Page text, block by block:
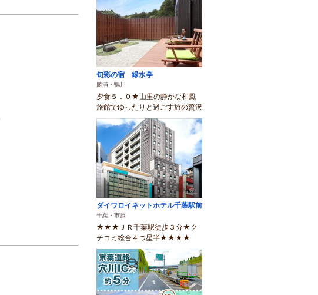
旬彩の宿 緑水亭
勝浦・鴨川
夕食５．０★山里の静かな和風
旅館でゆったりと過ごす旅の贅沢
ダイワロイネットホテル千葉駅前
千葉・市原
★★★ＪＲ千葉駅徒歩３分★ク
チコミ総合４つ星半★★★★